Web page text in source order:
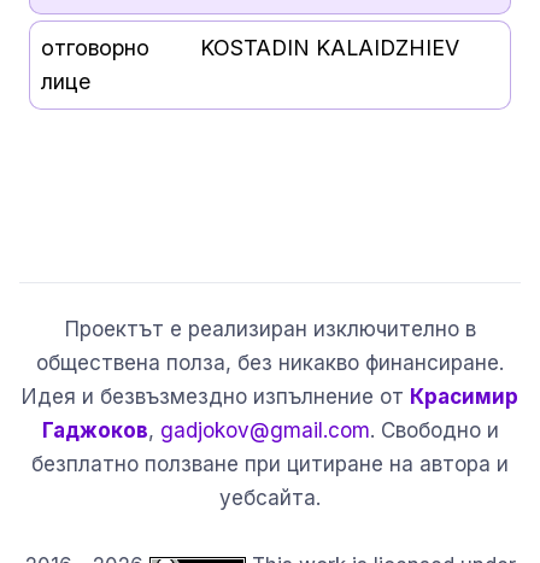
отговорно
лице
KOSTADIN KALAIDZHIEV
Проектът е реализиран изключително в
обществена полза, без никакво финансиране.
Идея и безвъзмездно изпълнение от Красимир
Гаджоков, gadjokov@gmail.com. Свободно и
безплатно ползване при цитиране на автора и
уебсайта.